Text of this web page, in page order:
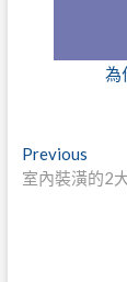
為
文
章
Previous
post:
室內裝潢的2